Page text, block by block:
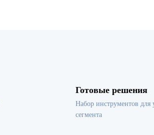
Готовые решения
Набор инструментов для
сегмента